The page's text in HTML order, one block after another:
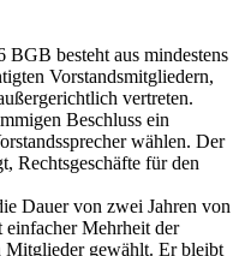
BGB besteht aus mindestens
Vorstandsmitgliedern,
vertreten.
Beschluss ein
wählen. Der
Rechtsgeschäfte für den
Dauer von zwei Jahren von
Mehrheit der
Mitglieder gewählt. Er bleibt